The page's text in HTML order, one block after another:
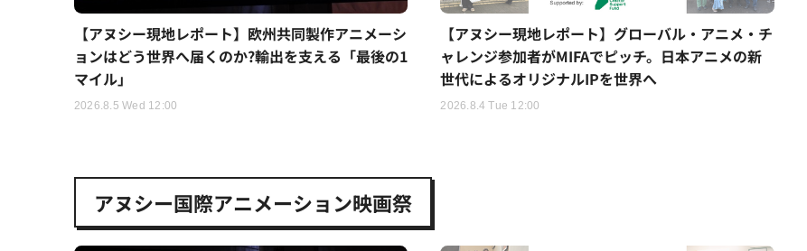
【アヌシー現地レポート】欧州共同製作アニメーシ
ョンはどう世界へ届くのか?輸出を支える「最後の1
マイル」
2026.8.5 Wed 12:00
【アヌシー現地レポート】グローバル・アニメ・チ
ャレンジ参加者がMIFAでピッチ。日本アニメの新
世代によるオリジナルIPを世界へ
2026.8.4 Tue 12:00
アヌシー国際アニメーション映画祭